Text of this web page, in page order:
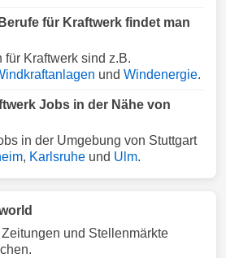
für Kraftwerk findet man
Kraftwerk sind z.B.
und Windenergie.
Jobs in der Nähe von
in der Umgebung von Stuttgart
, Karlsruhe und Ulm.
und Stellenmärkte